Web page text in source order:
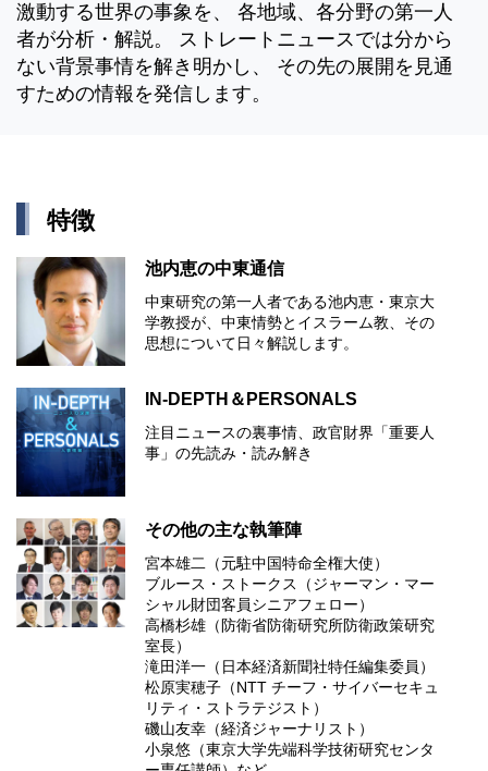
激動する世界の事象を、 各地域、各分野の第一人
者が分析・解説。 ストレートニュースでは分から
ない背景事情を解き明かし、 その先の展開を見通
すための情報を発信します。
特徴
池内恵の中東通信
中東研究の第⼀⼈者である池内恵・東京⼤
学教授が、中東情勢とイスラーム教、その
思想について⽇々解説します。
IN-DEPTH＆PERSONALS
注目ニュースの裏事情、政官財界「重要人
事」の先読み・読み解き
その他の主な執筆陣
宮本雄二（元駐中国特命全権大使）
ブルース・ストークス（ジャーマン・マー
シャル財団客員シニアフェロー）
高橋杉雄（防衛省防衛研究所防衛政策研究
室長）
滝田洋一（日本経済新聞社特任編集委員）
松原実穂子（NTT チーフ・サイバーセキュ
リティ・ストラテジスト）
磯山友幸（経済ジャーナリスト）
小泉悠（東京大学先端科学技術研究センタ